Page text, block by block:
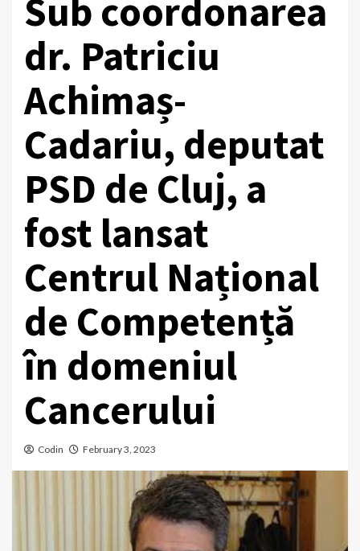
Sub coordonarea
dr. Patriciu
Achimaș-
Cadariu, deputat
PSD de Cluj, a
fost lansat
Centrul Național
de Competență
în domeniul
Cancerului
Codin February 3, 2023